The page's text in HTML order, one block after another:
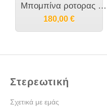
Μπομπίνα ροτορας εργαλείου MAKITA 3612 - 516588-5
180,00 €
Στερεωτική
Σχετικά με εμάς